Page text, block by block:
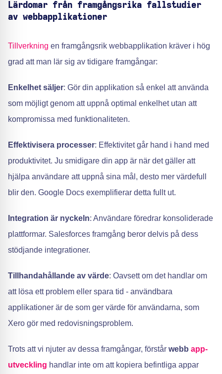
Lärdomar från framgångsrika fallstudier
av webbapplikationer
Tillverkning en framgångsrik webbapplikation kräver i hög
grad att man lär sig av tidigare framgångar:
Enkelhet säljer: Gör din applikation så enkel att använda
som möjligt genom att uppnå optimal enkelhet utan att
kompromissa med funktionaliteten.
Effektivisera processer: Effektivitet går hand i hand med
produktivitet. Ju smidigare din app är när det gäller att
hjälpa användare att uppnå sina mål, desto mer värdefull
blir den. Google Docs exemplifierar detta fullt ut.
Integration är nyckeln: Användare föredrar konsoliderade
plattformar. Salesforces framgång beror delvis på dess
stödjande integrationer.
Tillhandahållande av värde: Oavsett om det handlar om
att lösa ett problem eller spara tid - användbara
applikationer är de som ger värde för användarna, som
Xero gör med redovisningsproblem.
Trots att vi njuter av dessa framgångar, förstår webb app-
utveckling handlar inte om att kopiera befintliga appar